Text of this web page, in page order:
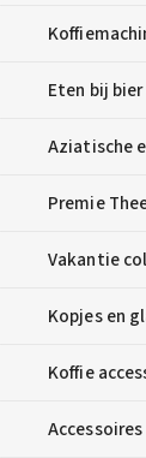
Eten bij
Aziatische
Premie
Vakantie
Kopjes en
Koffie
Accessoires